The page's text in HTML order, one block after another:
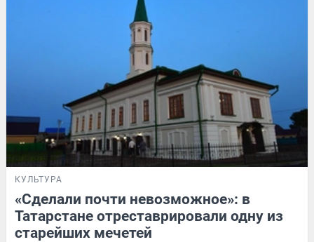
КУЛЬТУРА
«Сделали почти невозможное»: в
Татарстане отреставрировали одну из
старейших мечетей